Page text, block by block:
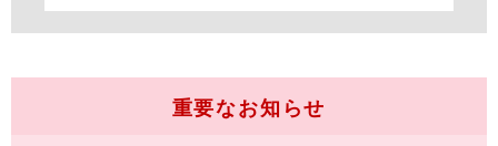
重要なお知らせ